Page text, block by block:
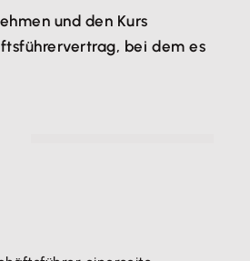
und den Kurs
bei dem es